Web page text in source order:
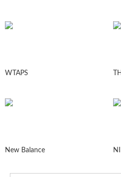
WTAPS
New Balance